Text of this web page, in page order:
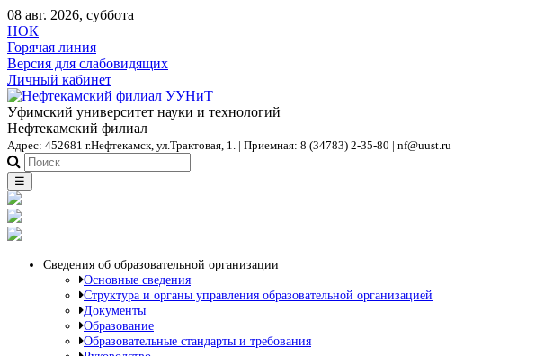
08 авг. 2026, суббота
НОК
Горячая линия
Версия для слабовидящих
Личный кабинет
Уфимский университет науки и технологий
Нефтекамский филиал
Адрес: 452681 г.Нефтекамск, ул.Трактовая, 1. | Приемная: 8 (34783) 2-35-80 | nf@uust.ru
☰
Сведения об образовательной организации
Основные сведения
Структура и органы управления образовательной организацией
Документы
Образование
Образовательные стандарты и требования